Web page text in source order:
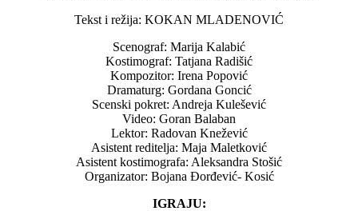
Tekst i režija: KOKAN MLADENOVIĆ
Scenograf: Marija Kalabić
Kostimograf: Tatjana Radišić
Kompozitor: Irena Popović
Dramaturg: Gordana Goncić
Scenski pokret: Andreja Kulešević
Video: Goran Balaban
Lektor: Radovan Knežević
Asistent reditelja: Maja Maletković
Asistent kostimografa: Aleksandra Stošić
Organizator: Bojana Đorđević- Kosić
IGRAJU: